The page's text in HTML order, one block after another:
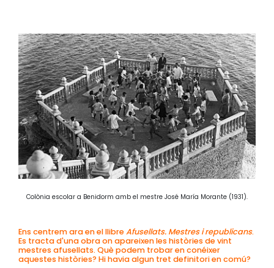
Colònia escolar a Benidorm amb el mestre José María Morante (1931).
Ens centrem ara en el llibreAfusellats. Mestres i republicans.
Es tracta d'una obra on apareixen les històries de vint
mestres afusellats. Què podem trobar en conéixer
aquestes històries? Hi havia algun tret definitori en comú?